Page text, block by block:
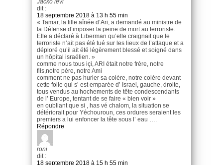
Jacko lévi
dit :
18 septembre 2018 à 13 h 55 min
« Tamar, la fille aînée d’Ari, a demandé au ministre de
la Défense d’imposer la peine de mort au terroriste.
Elle a déclaré à Liberman qu’elle craignait que le
terroriste n’ait pas été tué sur les lieux de l’attaque et a
déploré qu’il ait été légèrement blessé et soigné dans
un hôpital israélien. »
comme nous tous içi, ARI était notre frère, notre
fils,notre père, notre Ami
comment ne pas hurler sa colère, notre colère devant
cette folie qui s’ est emparée d’ Israel, gauche, droite,
tous vendus au hochements de tête condescendants
de l’ Europe, tentant de se faire « bien voir »
en oubliant que si , has vé chalom, la situation se
détériorait pour Yéchouroun, ces ordures seraient les
premiers a lui enfoncer la tête sous l’ eau ….
Répondre
roni
dit :
18 septembre 2018 à 15 h 55 min